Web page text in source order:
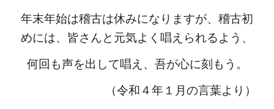
年末年始は稽古は休みになりますが、稽古初
めには、皆さんと元気よく唱えられるよう、
何回も声を出して唱え、吾が心に刻もう。
（令和４年１月の言葉より）